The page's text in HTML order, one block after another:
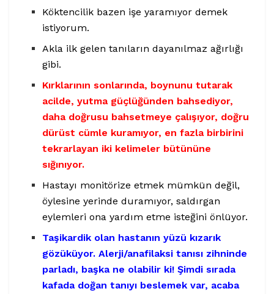
Köktencilik bazen işe yaramıyor demek
istiyorum.
Akla ilk gelen tanıların dayanılmaz ağırlığı
gibi.
Kırklarının sonlarında, boynunu tutarak
acilde, yutma güçlüğünden bahsediyor,
daha doğrusu bahsetmeye çalışıyor, doğru
dürüst cümle kuramıyor, en fazla birbirini
tekrarlayan iki kelimeler bütününe
sığınıyor.
Hastayı monitörize etmek mümkün değil,
öylesine yerinde duramıyor, saldırgan
eylemleri ona yardım etme isteğini önlüyor.
Taşikardik olan hastanın yüzü kızarık
gözüküyor. Alerji/anafilaksi tanısı zihninde
parladı, başka ne olabilir ki! Şimdi sırada
kafada doğan tanıyı beslemek var, acaba